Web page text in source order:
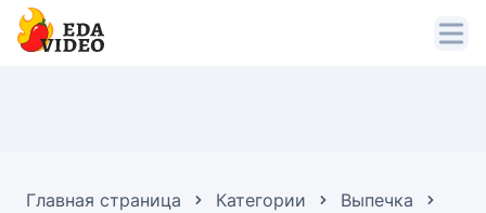
Главная страница Категории
Выпечка